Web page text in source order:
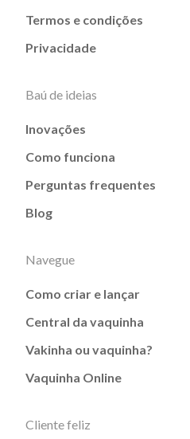
Termos e condições
Privacidade
Baú de ideias
Inovações
Como funciona
Perguntas frequentes
Blog
Navegue
Como criar e lançar
Central da vaquinha
Vakinha ou vaquinha?
Vaquinha Online
Cliente feliz